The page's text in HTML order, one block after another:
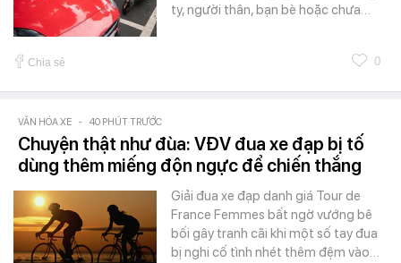
ty, người thân, bạn bè hoặc chưa…
Chia sẻ 0
VĂN HÓA XE - 40 PHÚT TRƯỚC
Chuyện thật như đùa: VĐV đua xe đạp bị tố
dùng thêm miếng độn ngực để chiến thắng
Giải đua xe đạp danh giá Tour de
France Femmes bất ngờ vướng bê
bối gây tranh cãi khi một số tay đua
bị nghi cố tình nhét thêm đệm vào…